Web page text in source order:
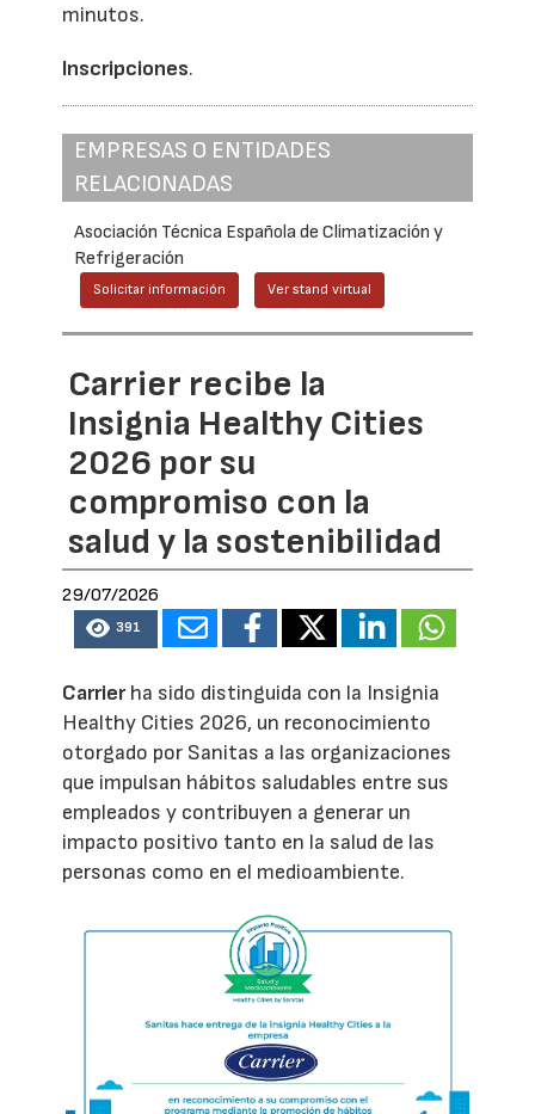
minutos.
Inscripciones.
EMPRESAS O ENTIDADES
RELACIONADAS
Asociación Técnica Española de Climatización y
Refrigeración
Solicitar información Ver stand virtual
Carrier recibe la
Insignia Healthy Cities
2026 por su
compromiso con la
salud y la sostenibilidad
29/07/2026
391
Carrierha sido distinguida con la Insignia
Healthy Cities 2026, un reconocimiento
otorgado por Sanitas a las organizaciones
que impulsan hábitos saludables entre sus
empleados y contribuyen a generar un
impacto positivo tanto en la salud de las
personas como en el medioambiente.